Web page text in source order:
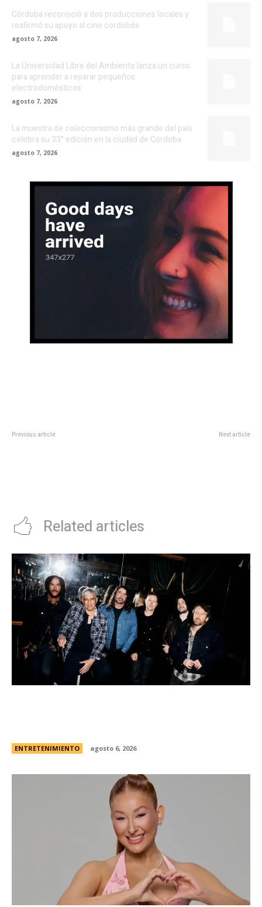
Córdoba reconoció a dos producciones locales y
reafirmó su apoyo al cine cordobés
agosto 7, 2026
La Universidad Libre del Ambiente lanza un curso
para aprender a reparar pequeños
electrodomésticos
agosto 7, 2026
La muestra de coleccionismo más grande del país
celebra su 33° edición en la ciudad de Córdoba
agosto 7, 2026
Previous article Next article
Related articles
ENTRETENIMIENTO agosto 6, 2026